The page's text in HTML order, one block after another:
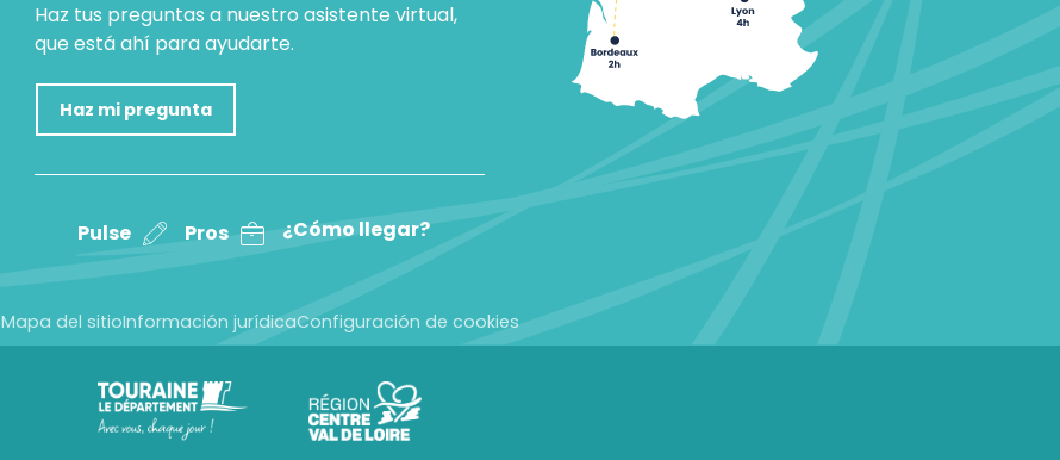
Haz tus preguntas a nuestro asistente virtual,
que está ahí para ayudarte.
Haz mi pregunta
Pulse Pros ¿Cómo llegar?
Mapa del sitioInformación jurídicaConfiguración de cookies